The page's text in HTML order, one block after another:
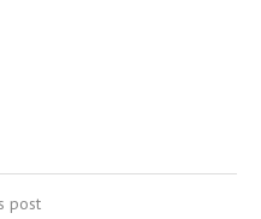
post